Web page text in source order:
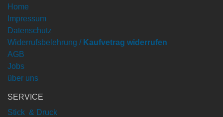
Home
Impressum
Datenschutz
Widerrufsbelehrung / Kaufvetrag widerrufen
AGB
Jobs
über uns
SERVICE
Stick & Druck